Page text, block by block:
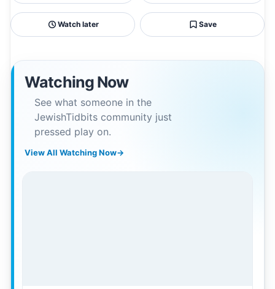
Watch later Save
Watching Now
See what someone in the
JewishTidbits community just
pressed play on.
View All Watching Now→